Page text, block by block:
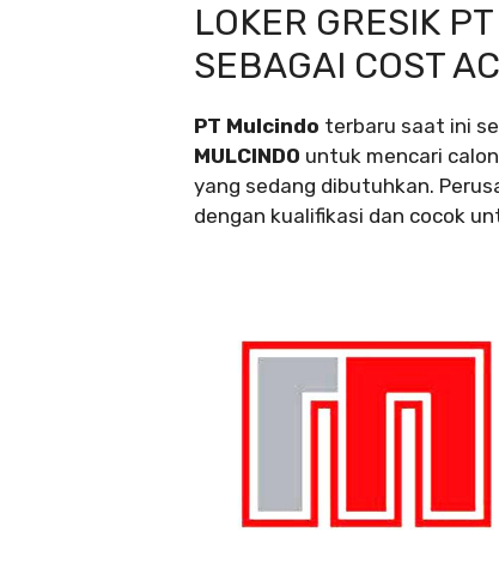
LOKER GRESIK
SEBAGAI COST
PT Mulcindo terbaru saat ini
MULCINDO untuk mencari
yang sedang dibutuhkan.
dengan kualifikasi dan cocok